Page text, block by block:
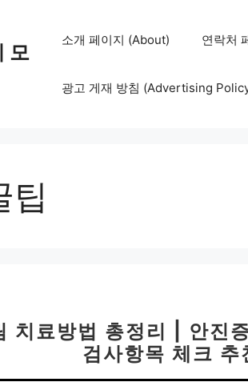
모
소개 페이지 (About) 연락처
광고 게재 방침 (Advertising
팁
치료방법 총정리 | 안진
검사항목 체크 추